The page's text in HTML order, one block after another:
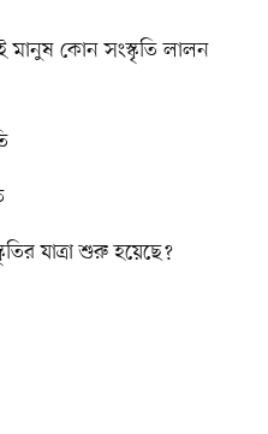
কোন সংস্কৃতি লালন
যাত্রা শুরু হয়েছে?